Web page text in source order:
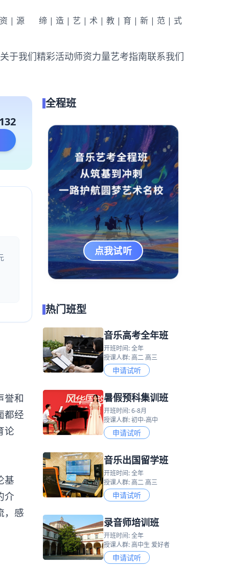
|源 缔|造|艺|术|教|育|新|范|式
关于我们精彩活动师资力量艺考指南联系我们
誉和
都经
论
基
介
，感
全程班
点我试听
热门班型
音乐高考全年班
开班时间: 全年
授课人群: 高二 高三
申请试听
暑假预科集训班
开班时间: 6-8月
授课人群: 初中-高中
申请试听
音乐出国留学班
开班时间: 全年
授课人群: 高二 高三
申请试听
录音师培训班
开班时间: 全年
授课人群: 高中生 爱好者
申请试听